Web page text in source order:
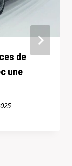
de
une